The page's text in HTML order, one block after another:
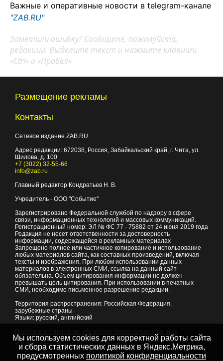
Важные и оперативные новости в telegram-канале
"ZAB.RU"
Заметили ошибку? Сообщите, пожалуйста,
редакции. Выделите текст и нажмите клавиши
«Ctrl» и «Пробел»
Размещение рекламы
Контакты
Сетевое издание ZAB.RU
Адрес редакции: 672038, Россия, Забайкальский край, г. Чита, ул.
Шилова, д. 100
+7 (3022) 32-55-66
info@zab.ru
Главный редактор Кондратьев Н. В.
Учредитель - ООО "Событие"
Зарегистрировано Федеральной службой по надзору в сфере
связи, информационных технологий и массовых коммуникаций.
Регистрационный номер: ЭЛ № ФС 77 - 75882 от 24 июня 2019 года
Редакция не несет ответственности за достоверность
информации, содержащейся в рекламных материалах
Запрещено полное или частичное копирование и использование
любых материалов сайта, как составных произведений, включая
тексты и изображения. При любом использовании данных
материалов в электронных СМИ, ссылка на данный сайт
обязательна. Объем цитирования информации не должен
превышать цель цитирования. При использовании в печатных
СМИ, необходимо письменное разрешение редакции.
Территория распространения: Российская Федерация,
зарубежные страны
Языки: русский, английский
© 2007 - 2026Портал Читы и Забайкальского края
Мы используем cookies для корректной работы сайта
и сбора статистических данных в Яндекс.Метрика,
предусмотренных политикой конфиденциальности